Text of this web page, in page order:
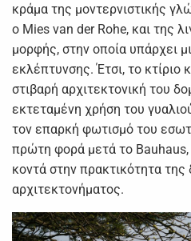
κράμα της μοντερνιστικής
ο Mies van der Rohe, και της
μορφής, στην οποία υπάρχει
εκλέπτυνσης. Έτσι, το κτίριο
στιβαρή αρχιτεκτονική του
εκτεταμένη χρήση του
τον επαρκή φωτισμό του
πρώτη φορά μετά το Bauhaus,
κοντά στην πρακτικότητα της
αρχιτεκτονήματος.